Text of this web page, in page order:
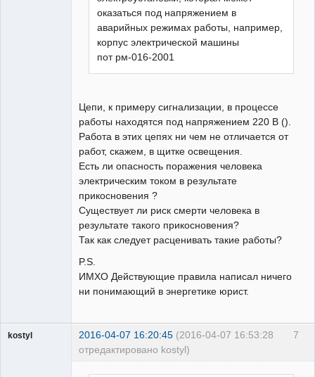
оказаться под напряжением в
аварийных режимах работы, например,
корпус электрической машины
пот рм-016-2001
Цепи, к примеру сигнализации, в процессе
работы находятся под напряжением 220 В ().
Работа в этих цепях ни чем не отличается от
работ, скажем, в щитке освещения.
Есть ли опасность поражения человека
электрическим током в результате
прикосновения ?
Существует ли риск смерти человека в
результате такого прикосновения?
Так как следует расценивать такие работы?
P.S.
ИМХО Действующие правила написал ничего
ни понимающий в энергетике юрист.
7
kostyl 2016-04-07 16:20:45 (2016-04-07 16:53:28
отредактировано kostyl)